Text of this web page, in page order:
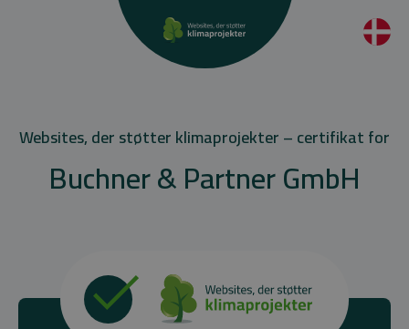
Websites, der støtter klimaprojekter – certifikat for
Buchner & Partner GmbH